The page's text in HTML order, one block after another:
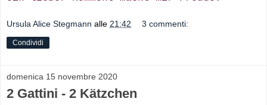
Ursula Alice Stegmann alle 21:42 3 commenti:
Condividi
domenica 15 novembre 2020
2 Gattini - 2 Kätzchen